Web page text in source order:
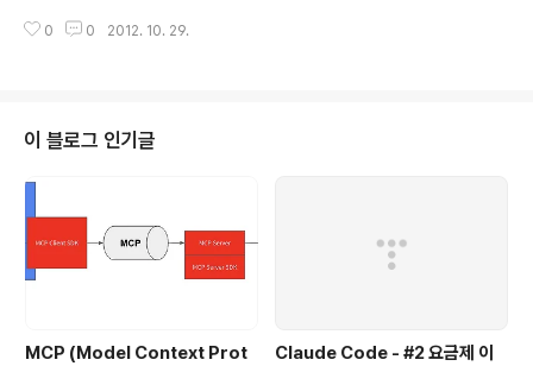
간 Fail Over가 이론적으로 가능하다. 제품 자체도 기존 MySQL과 상당히 차
에, Bug Fix가 어렵다. 그래서 Pass 3) HAProxy상당히 재미있는 개념인데,
Proxy로 ..
0 0 2012. 10. 29.
이 블로그 인기글
MCP (Model Context Prot
Claude Code - #2 요금제 이